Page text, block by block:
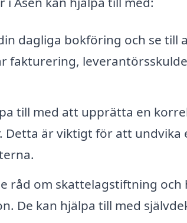
dagliga bokföring och se till
fakturering,
till med att upprätta en
Detta är viktigt för att
råd om skattelagstiftning och
De kan hjälpa till med